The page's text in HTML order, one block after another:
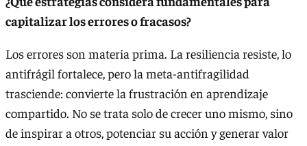
capitalizar los errores o fracasos?
Los errores son materia prima. La resiliencia resiste, lo
antifrágil fortalece, pero la meta-antifragilidad
trasciende: convierte la frustración en aprendizaje
compartido. No se trata solo de crecer uno mismo, sino
de inspirar a otros, potenciar su acción y generar valor